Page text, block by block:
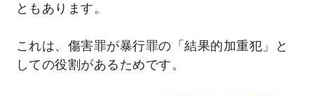
ともあります。
これは、傷害罪が暴行罪の「結果的加重犯」と
しての役割があるためです。